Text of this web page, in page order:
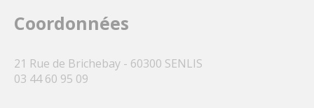
Coordonnées
21 Rue de Brichebay - 60300 SENLIS
03 44 60 95 09